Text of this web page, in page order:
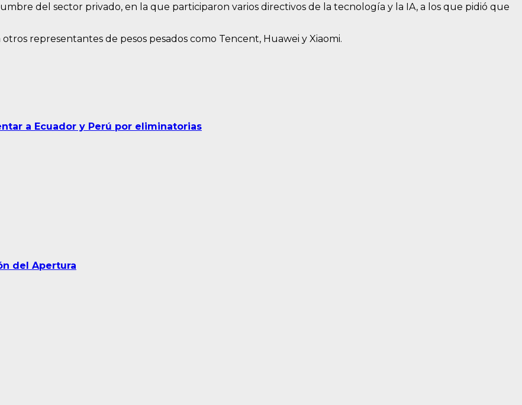
del sector privado, en la que participaron varios directivos de la tecnología y la IA, a los que pidió que
representantes de pesos pesados como Tencent, Huawei y Xiaomi.
a Ecuador y Perú por eliminatorias
del Apertura